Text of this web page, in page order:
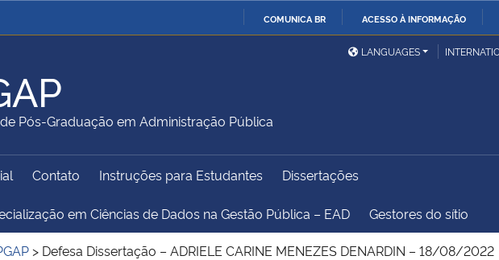
COMUNICA BR ACESSO À INFORMAÇÃO
Ministério da Justiça e
Ministério da Defesa
Ministério das Relações
Exteriores
Ministério da Educação
Ministério do
Desenvolvimento Regional
Controladoria-Geral da
União
LANGUAGES
Pós-Graduação em Administração Pública
Contato Instruções para Estudantes Dissertações
em Ciências de Dados na Gestão Pública – EAD Gestores do sítio
> Defesa Dissertação – ADRIELE CARINE MENEZES DENARDIN – 18/08/2022